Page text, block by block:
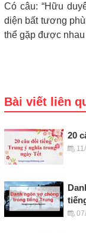
Có câu: “Hữu
diện bất tương
thể gặp được
Bài viết liên
20